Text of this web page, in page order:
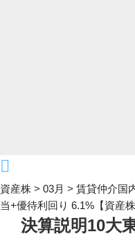
資産株 > 03月 > 賃貸仲介国
当+優待利回り 6.1%【資産株
決算説明10大